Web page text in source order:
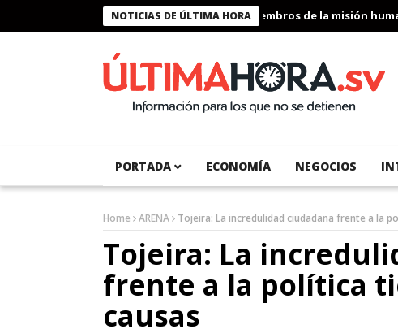
NOTICIAS DE ÚLTIMA HORA
Presidente Bukele condecora a miembros de la misión
PORTADA ECONOMÍA NEGOCIOS
Home ARENA Tojeira: La incredulidad ciudadana frente a la
Tojeira: La
frente a la política
causas